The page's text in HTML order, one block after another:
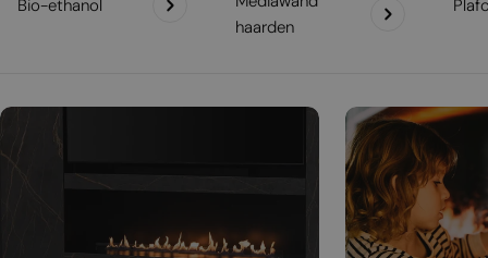
Bio-ethanol
haarden